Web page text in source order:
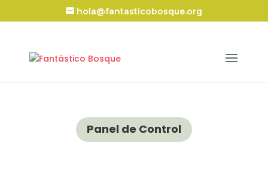
hola@fantasticobosque.org
Panel de Control